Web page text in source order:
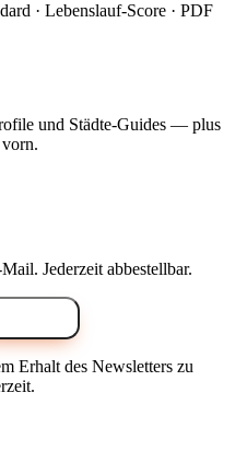
· Lebenslauf-Score · PDF
und Städte-Guides — plus
Jederzeit abbestellbar.
Erhalt des Newsletters zu